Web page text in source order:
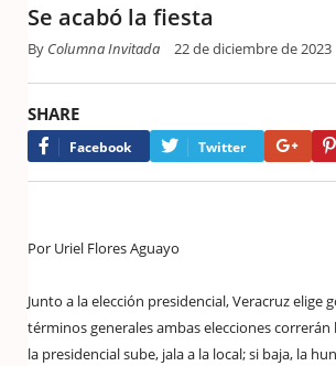
Se acabó la fiesta
By Columna Invitada 22 de diciembre de 2023
SHARE
Facebook Twitter
Por Uriel Flores Aguayo
Junto a la elección presidencial, Veracruz elige
términos generales ambas elecciones correrán
la presidencial sube, jala a la local; si baja, la